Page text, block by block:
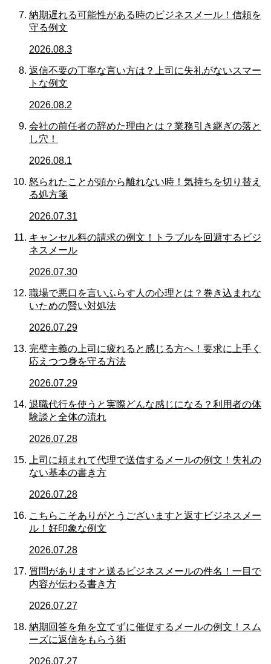
納期遅れる可能性がある時のビジネスメール！信頼を
守る例文
2026.08.3
返信不要の丁寧な言い方は？上司に失礼がないスマー
トな例文
2026.08.2
会社の前任者の辞めた理由とは？業務引き継ぎの落と
し穴！
2026.08.1
怒られたことが頭から離れない時！気持ちを切り替え
る処方箋
2026.07.31
キャンセル料の請求の例文！トラブルを回避するビジ
ネスメール
2026.07.30
職場で悪口を言いふらす人の心理とは？巻き込まれな
いための賢い対処法
2026.07.29
完璧主義の上司に疲れると感じる方へ！要求に上手く
応えつつ身を守る方法
2026.07.29
退職代行を使うと実際どんな感じになる？利用者の体
験談と全体の流れ
2026.07.28
上司に頼まれて代理で送信するメールの例文！失礼の
ない基本の書き方
2026.07.28
こちらこそありがとうございますと返すビジネスメー
ル！好印象な例文
2026.07.28
質問がありますと送るビジネスメールの件名！一目で
内容が伝わる書き方
2026.07.27
納期回答を角を立てずに催促するメールの例文！スム
ーズに返信をもらう術
2026.07.27